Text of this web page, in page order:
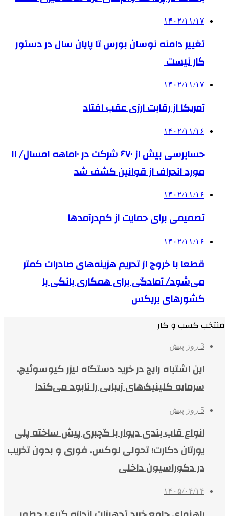
۱۴۰۲/۱۱/۱۷
تغییر دامنه نوسان بورس تا پایان سال در دستور
کار نیست
۱۴۰۲/۱۱/۱۷
آمریکا از رقابت ارزی عقب افتاد
۱۴۰۲/۱۱/۱۶
حسابرسی بیش از ۶۷۰ شرکت در ۱۰ماهه امسال/ ۱۱
مورد انحراف از قوانین کشف شد
۱۴۰۲/۱۱/۱۶
تصمیمی برای حمایت از کم‌درآمدها
۱۴۰۲/۱۱/۱۶
قطعا با خروج از تحریم هزینه‌های صادرات کمتر
می‌شود/ آمادگی برای همکاری بانکی با
کشورهای بریکس
منتخب کسب و کار
3 روز پیش
این اشتباه رایج در خرید دستگاه لیزر کیوسوئیچ،
سرمایه کلینیک‌های زیبایی را نابود می‌کند!
5 روز پیش
انواع قاب بندی دیوار با گچبری پیش ساخته پلی
یورتان دکارت؛ تحولی لوکس، فوری و بدون تخریب
در دکوراسیون داخلی
۱۴۰۵/۰۴/۱۴